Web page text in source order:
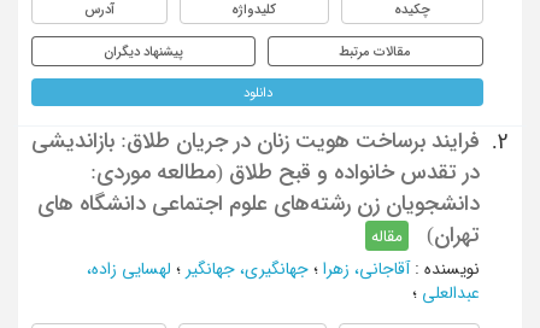
چکیده کلیدواژه آدرس
مقالات مرتبط پیشنهاد دیگران
دانلود
2.
فرایند برساخت هویت زنان در جریان طلاق: بازاندیشی
در تقدس خانواده و قبح طلاق (مطالعه موردی:
دانشجویان زن رشته‌های علوم اجتماعی دانشگاه های
تهران)
مقاله
نویسنده : آقاجانی، زهرا ؛ جهانگیری، جهانگیر ؛ لهسایی زاده،
عبدالعلی ؛